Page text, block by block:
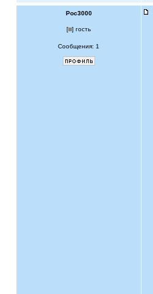
Poc3000
[ ] гость
Сообщения: 1